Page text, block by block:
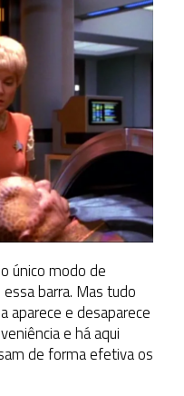
único modo de
barra. Mas tudo
aparece e desaparece
e há aqui
de forma efetiva os